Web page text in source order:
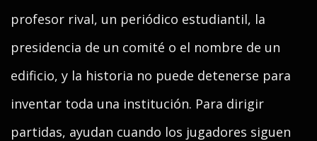
profesor rival, un periódico estudiantil, la
presidencia de un comité o el nombre de un
edificio, y la historia no puede detenerse para
inventar toda una institución. Para dirigir
partidas, ayudan cuando los jugadores siguen